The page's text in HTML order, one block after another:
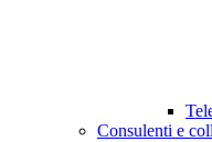
Consulenti e